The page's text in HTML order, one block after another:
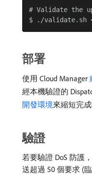
# Validate the
部署
使用 Cloud Manager
經本機驗證的
開發環境來縮短完成
驗證
若要驗證 DoS 防護
送超過 50 個要求 (